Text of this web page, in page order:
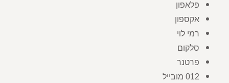
פלאפון
אקספון
רמי לוי
סלקום
פרטנר
012 מובייל